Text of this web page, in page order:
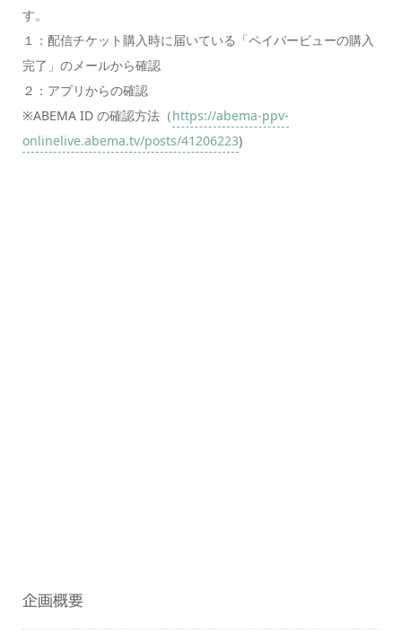
す。
１：配信チケット購入時に届いている「ペイパービューの購入
完了」のメールから確認
２：アプリからの確認
※ABEMA ID の確認方法（https://abema-ppv-
onlinelive.abema.tv/posts/41206223)
企画概要